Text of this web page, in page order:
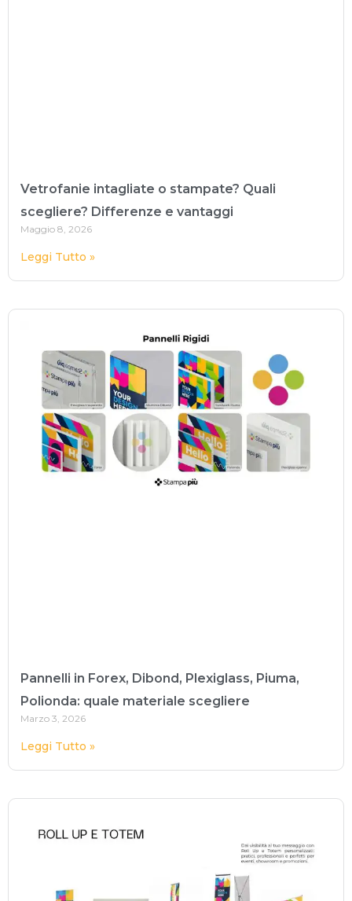
Vetrofanie intagliate o stampate? Quali
scegliere? Differenze e vantaggi
Maggio 8, 2026
Leggi Tutto »
Pannelli in Forex, Dibond, Plexiglass, Piuma,
Polionda: quale materiale scegliere
Marzo 3, 2026
Leggi Tutto »